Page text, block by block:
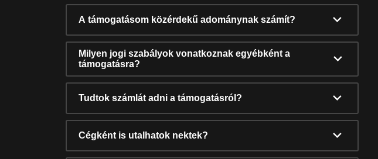
A támogatásom közérdekű adománynak számít?
Milyen jogi szabályok vonatkoznak egyébként a
támogatásra?
Tudtok számlát adni a támogatásról?
Cégként is utalhatok nektek?